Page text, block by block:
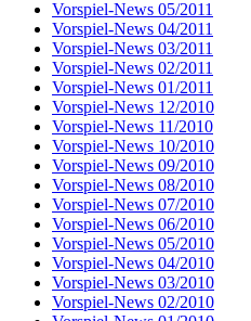
Vorspiel-News 05/2011
Vorspiel-News 04/2011
Vorspiel-News 03/2011
Vorspiel-News 02/2011
Vorspiel-News 01/2011
Vorspiel-News 12/2010
Vorspiel-News 11/2010
Vorspiel-News 10/2010
Vorspiel-News 09/2010
Vorspiel-News 08/2010
Vorspiel-News 07/2010
Vorspiel-News 06/2010
Vorspiel-News 05/2010
Vorspiel-News 04/2010
Vorspiel-News 03/2010
Vorspiel-News 02/2010